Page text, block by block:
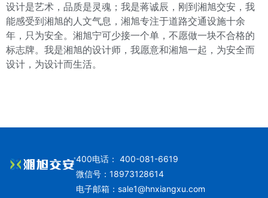
设计是艺术，品质是灵魂；我是蒋诚辰，刚到湘旭交安，我
能感受到湘旭的人文气息，湘旭专注于道路交通设施十余
年，只为安全。湘旭宁可少接一个单，不愿做一块不合格的
标志牌。我是湘旭的设计师，我愿意和湘旭一起，为安全而
设计，为设计而生活。
400电话： 400-081-6619
微信号：18973128614
电子邮箱： sale1@hnxiangxu.com